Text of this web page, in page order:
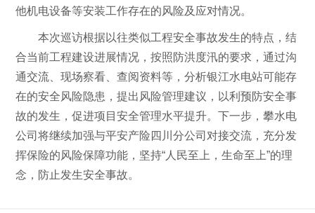
他机电设备等安装工作存在的风险及应对情况。
本次巡访根据以往类似工程安全事故发生的特点，结
合当前工程建设进展情况，按照防洪度汛的要求，通过沟
通交流、现场察看、查阅资料等，分析银江水电站可能存
在的安全风险隐患，提出风险管理建议，以利预防安全事
故的发生，促进项目安全管理水平提升。下一步，攀水电
公司将继续加强与平安产险四川分公司对接交流，充分发
挥保险的风险保障功能，坚持“人民至上，生命至上”的理
念，防止发生安全事故。